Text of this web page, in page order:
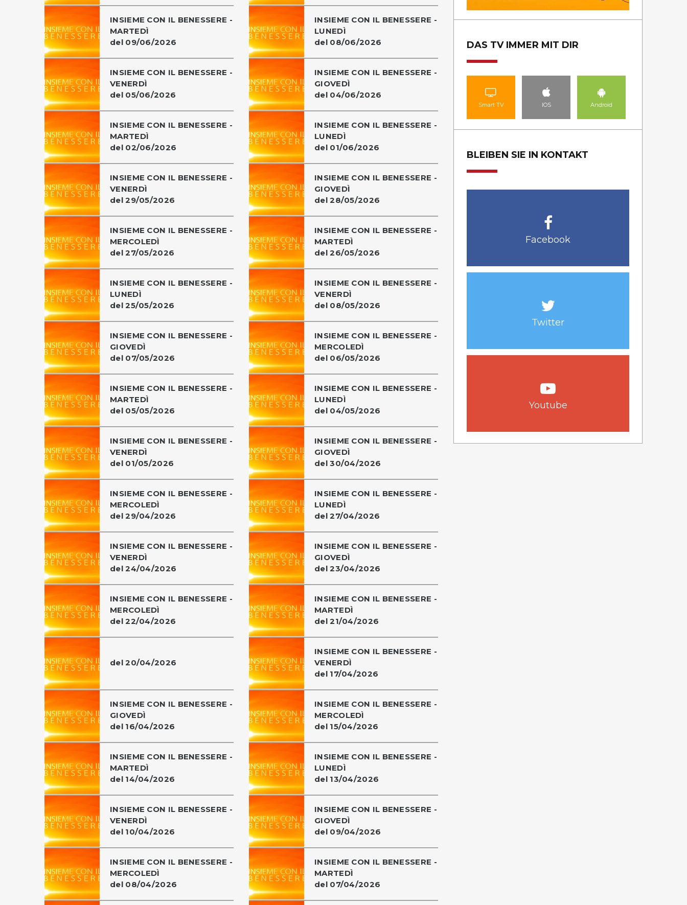
INSIEME CON IL BENESSERE -
MARTEDÌ
del 09/06/2026
INSIEME CON IL BENESSERE -
LUNEDÌ
del 08/06/2026
INSIEME CON IL BENESSERE -
VENERDÌ
del 05/06/2026
INSIEME CON IL BENESSERE -
GIOVEDÌ
del 04/06/2026
INSIEME CON IL BENESSERE -
MARTEDÌ
del 02/06/2026
INSIEME CON IL BENESSERE -
LUNEDÌ
del 01/06/2026
INSIEME CON IL BENESSERE -
VENERDÌ
del 29/05/2026
INSIEME CON IL BENESSERE -
GIOVEDÌ
del 28/05/2026
INSIEME CON IL BENESSERE -
MERCOLEDÌ
del 27/05/2026
INSIEME CON IL BENESSERE -
MARTEDÌ
del 26/05/2026
INSIEME CON IL BENESSERE -
LUNEDÌ
del 25/05/2026
INSIEME CON IL BENESSERE -
VENERDÌ
del 08/05/2026
INSIEME CON IL BENESSERE -
GIOVEDÌ
del 07/05/2026
INSIEME CON IL BENESSERE -
MERCOLEDÌ
del 06/05/2026
INSIEME CON IL BENESSERE -
MARTEDÌ
del 05/05/2026
INSIEME CON IL BENESSERE -
LUNEDÌ
del 04/05/2026
INSIEME CON IL BENESSERE -
VENERDÌ
del 01/05/2026
INSIEME CON IL BENESSERE -
GIOVEDÌ
del 30/04/2026
INSIEME CON IL BENESSERE -
MERCOLEDÌ
del 29/04/2026
INSIEME CON IL BENESSERE -
LUNEDÌ
del 27/04/2026
INSIEME CON IL BENESSERE -
VENERDÌ
del 24/04/2026
INSIEME CON IL BENESSERE -
GIOVEDÌ
del 23/04/2026
INSIEME CON IL BENESSERE -
MERCOLEDÌ
del 22/04/2026
INSIEME CON IL BENESSERE -
MARTEDÌ
del 21/04/2026
del 20/04/2026
INSIEME CON IL BENESSERE -
VENERDÌ
del 17/04/2026
INSIEME CON IL BENESSERE -
GIOVEDÌ
del 16/04/2026
INSIEME CON IL BENESSERE -
MERCOLEDÌ
del 15/04/2026
INSIEME CON IL BENESSERE -
MARTEDÌ
del 14/04/2026
INSIEME CON IL BENESSERE -
LUNEDÌ
del 13/04/2026
INSIEME CON IL BENESSERE -
VENERDÌ
del 10/04/2026
INSIEME CON IL BENESSERE -
GIOVEDÌ
del 09/04/2026
INSIEME CON IL BENESSERE -
MERCOLEDÌ
del 08/04/2026
INSIEME CON IL BENESSERE -
MARTEDÌ
del 07/04/2026
DAS TV IMMER MIT DIR
Smart TV IOS Android
BLEIBEN SIE IN KONTAKT
Facebook
Twitter
Youtube